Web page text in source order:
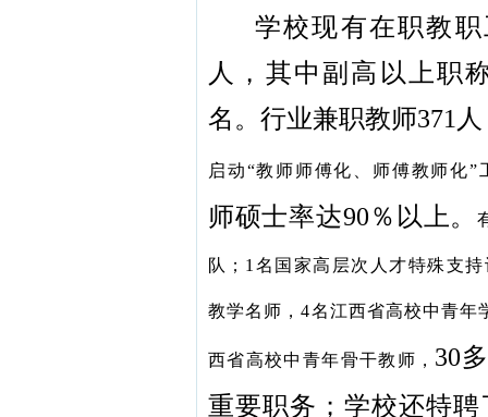
学校现有在职教职
人，其中副高以上职
名。行业兼职教师371
启动“教师师傅化、师傅教师化”
师硕士率达90％以上。
队；1名国家高层次人才特殊支
教学名师，4名江西省高校中青年
西省高校中青年骨干教师， 30
重要职务；学校还特